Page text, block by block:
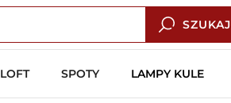
SZUKAJ
LOFT SPOTY LAMPY KULE